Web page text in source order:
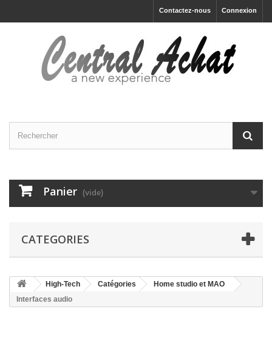
Connexion
Contactez-nous
Panier (vide)
CATEGORIES
High-Tech Catégories
Home studio et MAO
Interfaces audio